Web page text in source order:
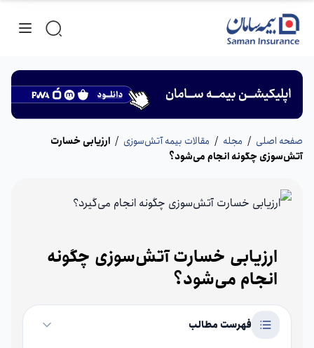
صفحه اصلی / مجله / مقالات بیمه آتش‌سوزی / ارزیابی خسارت
آتش‌سوزی چگونه انجام می‌شود؟
ارزیابی خسارت آتش‌سوزی چگونه
انجام می‌شود؟
فهرست مطالب